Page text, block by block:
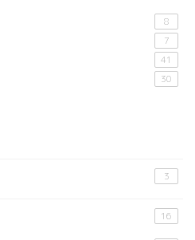
8
7
41
30
3
16